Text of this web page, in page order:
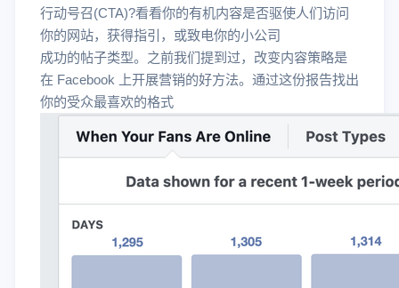
行动号召(CTA)?看看你的有机内容是否驱使人们访问
你的网站，获得指引，或致电你的小公司
成功的帖子类型。之前我们提到过，改变内容策略是
在 Facebook 上开展营销的好方法。通过这份报告找出
你的受众最喜欢的格式